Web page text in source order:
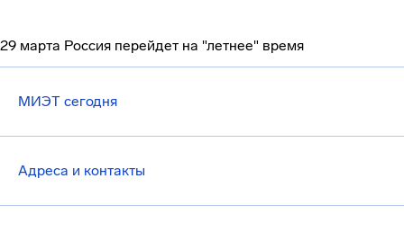
29 марта Россия перейдет на "летнее" время
МИЭТ сегодня
Адреса и контакты